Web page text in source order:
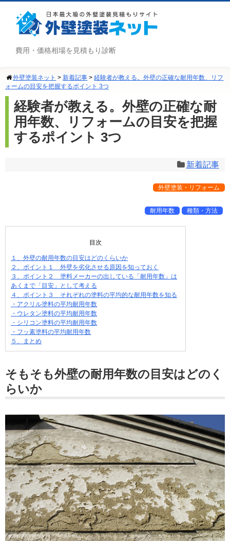
費用・価格相場を見積もり診断
外壁塗装ネット >新着記事 >経験者が教える。外壁の正確な耐用年数、リフ
ォームの目安を把握するポイント 3つ
経験者が教える。外壁の正確な耐
用年数、リフォームの目安を把握
するポイント 3つ
新着記事
外壁塗装・リフォーム
耐用年数 種類・方法
目次
１、外壁の耐用年数の目安はどのくらいか
２、ポイント１ 外壁を劣化させる原因を知っておく
３、ポイント２ 塗料メーカーの出している「耐用年数」は
あくまで「目安」として考える
４、ポイント３ それぞれの塗料の平均的な耐用年数を知る
・アクリル塗料の平均耐用年数
・ウレタン塗料の平均耐用年数
・シリコン塗料の平均耐用年数
・フッ素塗料の平均耐用年数
５、まとめ
そもそも外壁の耐用年数の目安はどのく
らいか